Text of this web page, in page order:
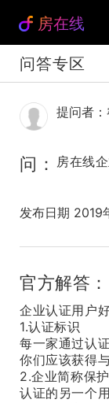
房在线
问答专区
提问者
问： 房在线
发布日期 2019
官方解答：
企业认证用户
1.认证标识
每一家通过认
你们应该获得
2.企业简称保护
认证的另一个